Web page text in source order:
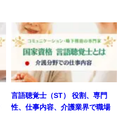
言語聴覚士（ST） 役割、専門
性、仕事内容、介護業界で職場